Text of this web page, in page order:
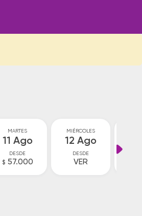
MARTES
11 Ago
DESDE
$ 57.000
MIÉRCOLES
12 Ago
DESDE
VER